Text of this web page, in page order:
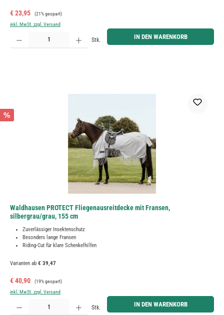
Verkaufspreis:
€ 23,95 Regulärer Preis:
(21% gespart)
inkl. MwSt. zzgl. Versand
Produkt Anzahl: Gib den gewünschten Wert ein oder benutze die Schaltflächen um die Anzahl zu
Stk. IN DEN WARENKORB
%
Waldhausen PROTECT Fliegenausreitdecke mit Fransen,
silbergrau/grau, 155 cm
Zuverlässiger Insektenschutz
Besonders lange Fransen
Riding-Cut für klare Schenkelhilfen
Varianten ab € 39,47
Verkaufspreis:
€ 40,90 Regulärer Preis:
(19% gespart)
inkl. MwSt. zzgl. Versand
Produkt Anzahl: Gib den gewünschten Wert ein oder benutze die Schaltflächen um die Anzahl zu
Stk. IN DEN WARENKORB